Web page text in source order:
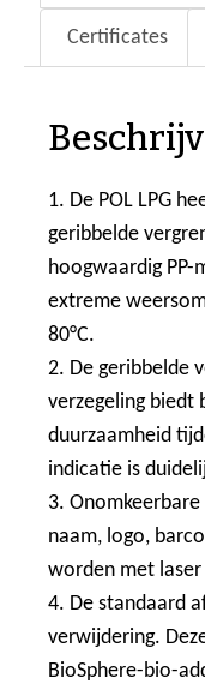
Certificates
1. De POL LPG
geribbelde
hoogwaardig
extreme
80°C.
2. De geribbelde
verzegeling biedt
duurzaamheid
indicatie is
3.
naam, logo,
worden met
4. De standaard
verwijdering.
BioSphere-bio-